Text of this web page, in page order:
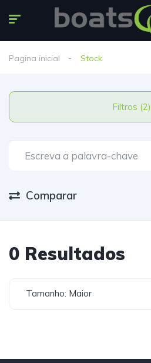
Pagina inicial Stock
Filtros (2)
Comparar
0 Resultados
Tamanho: Maior